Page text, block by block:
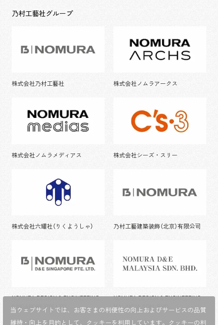
乃村工藝社グループ
株式会社乃村工藝社 株式会社ノムラアークス
株式会社ノムラメディアス 株式会社シーズ・スリー
株式会社六耀社（りくようしゃ） 乃村工藝建築装飾（北京）有限公司
NOMURA DESIGN & ENGINEERING
SINGAPORE PTE.LTD.
NOMURA DESIGN & ENGINEERING
MALAYSIA SDN. BHD.
当ウェブサイトでは、お客さまの利便性の向上およびサービスの品質
維持・向上を目的として、 クッキーを利用しています。クッキーの利